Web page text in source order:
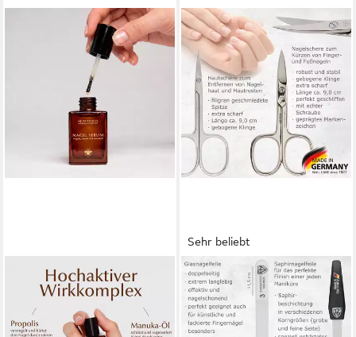
HC PRODUCTS
Nagelpflegeserum Propolis
Nagelserum mit Manuka,
Lavendel & Kamille,
Sehr beliebt
3 SCHWERTER
Maniküre-Etui Nagelpflege,
Maniküre Set "Roma" mit Etui,
8 tlg., hochwertiges Nagelset,